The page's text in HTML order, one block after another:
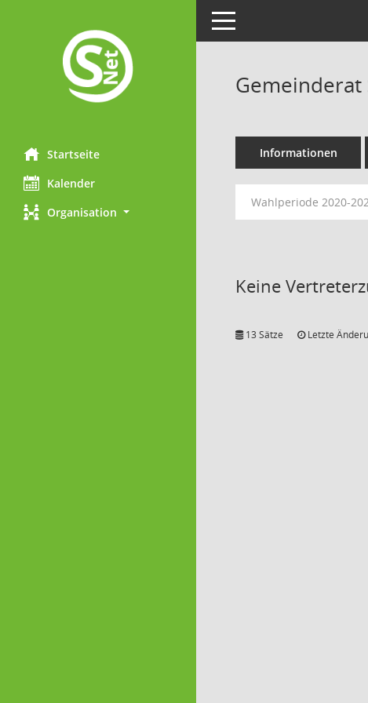
Startseite
Kalender
Organisation
Toggle navigation
Gemeinderat
Informationen
Wahlperiode 2020-
Keine
13 Sätze Letzte